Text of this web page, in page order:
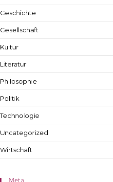
Geschichte
Gesellschaft
Kultur
Literatur
Philosophie
Politik
Technologie
Uncategorized
Wirtschaft